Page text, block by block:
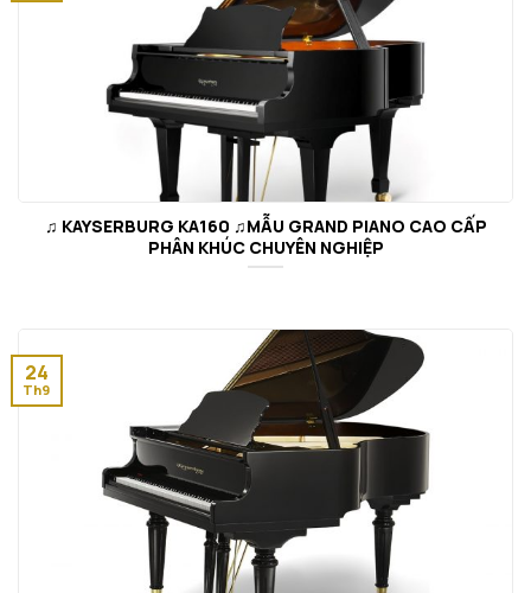
♫ KAYSERBURG KA160 ♫MẪU GRAND PIANO CAO CẤP
PHÂN KHÚC CHUYÊN NGHIỆP
24
Th9